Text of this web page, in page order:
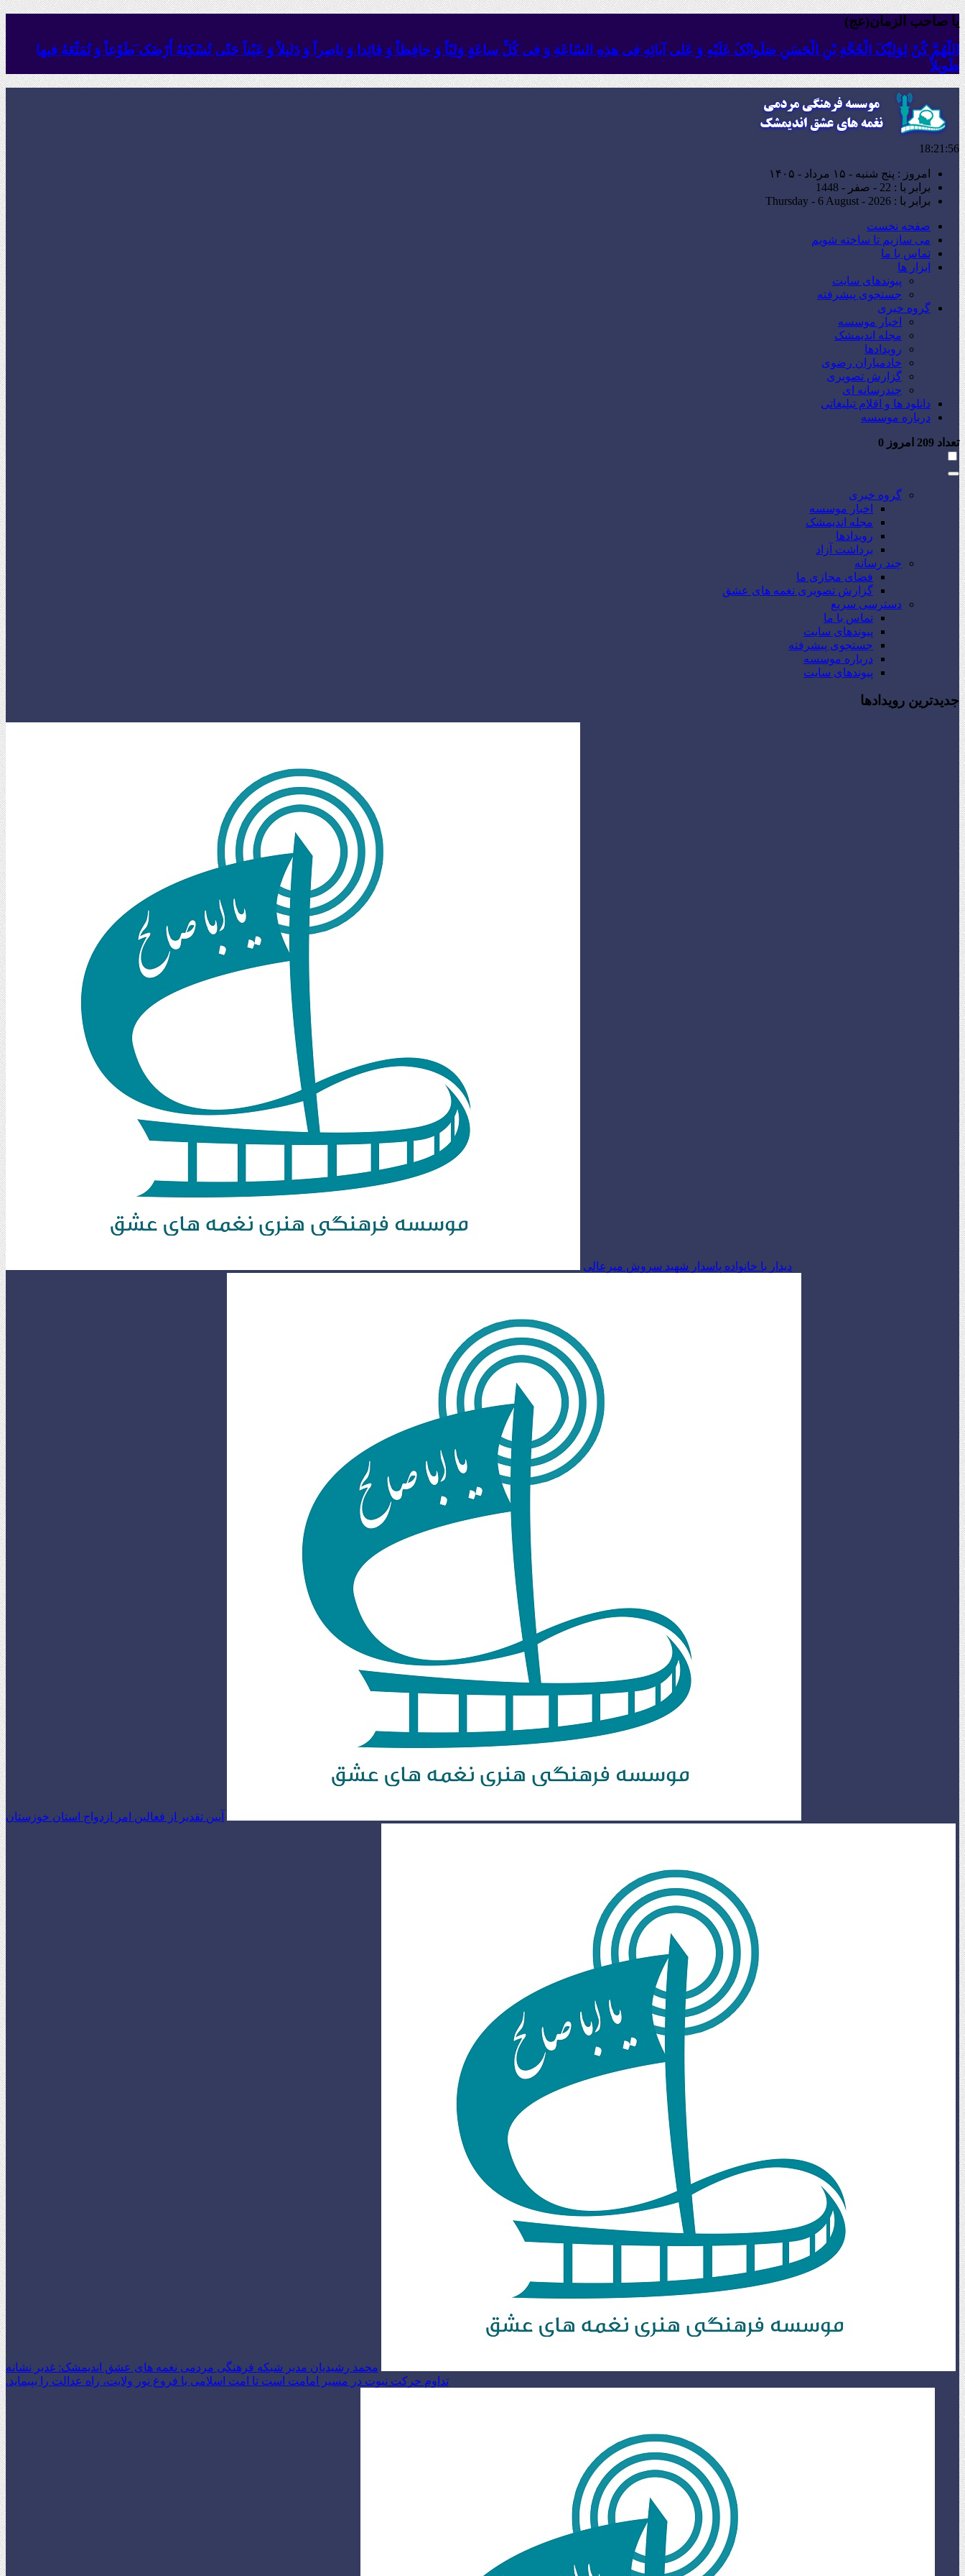
یا صاحب الزمان(عج)
اللّهُمَّ کُنْ لِوَلِیِّکَ الْحُجَّةِ بْنِ الْحَسَنِ صَلَواتُکَ عَلَیْهِ وَ عَلى آبائِهِ فی هذِهِ السّاعَةِ وَ فی کُلِّ ساعَةٍ وَلِیّاً وَ حافِظاً وَ قائِدا ‏وَ ناصِراً وَ دَلیلاً وَ عَیْناً حَتّى تُسْکِنَهُ أَرْضَک َطَوْعاً وَ تُمَتِّعَهُ فیها
طَویلاً
18:21:57
امروز : پنج شنبه - ۱۵ مرداد - ۱۴۰۵
برابر با : 22 - صفر - 1448
برابر با : Thursday - 6 August - 2026
صفحه نخست
می سازیم تا ساخته شویم
تماس با ما
ابزار ها
پیوندهای سایت
جستجوی پیشرفته
گروه خبری
اخبار موسسه
مجله اندیمشک
رویدادها
خادمیاران رضوی
گزارش تصویری
چندرسانه ای
دانلود ها و اقلام تبلیغاتی
درباره موسسه
تعداد امروز 0
گروه خبری
اخبار موسسه
مجله اندیمشک
رویدادها
برداشت آزاد
چند رسانه
فضای مجازی ما
گزارش تصویری نغمه های عشق
دسترسی سریع
تماس با ما
پیوندهای سایت
جستجوی پیشرفته
درباره موسسه
پیوندهای سایت
جدیدترین رویدادها
دیدار با خانواده پاسدار شهید سروش میرعالی
آیین تقدیر از فعالین امر ازدواج استان خوزستان
محمد رشیدیان مدیر شبکه فرهنگی مردمی نغمه های عشق اندیمشک: غدیر نشانه
تداوم حرکت نبوت در مسیر امامت است تا امت اسلامی با فروغ نور ولایت، راه عدالت را بپیماید.